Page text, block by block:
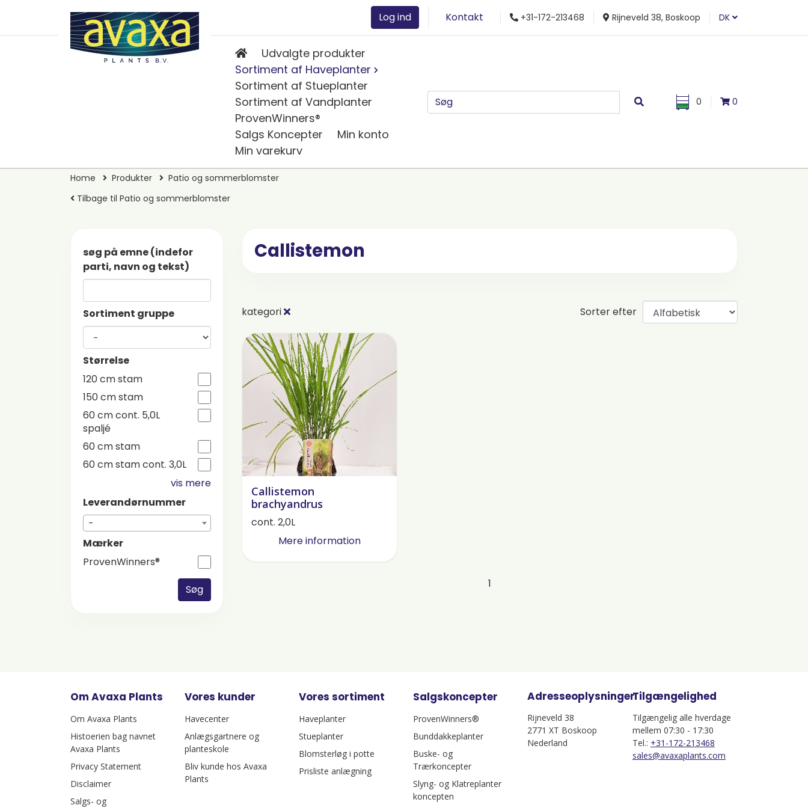
Log ind Kontakt +31-172-213468 Rijneveld 38, Boskoop DK
Udvalgte produkter
Sortiment af Haveplanter
Sortiment af Stueplanter
Sortiment af Vandplanter
ProvenWinners®
Salgs Koncepter
Min konto
Min varekurv
0 0
Home Produkter
Patio og sommerblomster
Tilbage til Patio og sommerblomster
søg på emne (indefor
parti, navn og tekst)
Sortiment gruppe
Størrelse
120 cm stam
150 cm stam
60 cm cont. 5,0L
spaljé
60 cm stam
60 cm stam cont. 3,0L
vis mere
Leverandørnummer
-
Mærker
ProvenWinners®
Søg
Callistemon
kategori Sorter efter
Callistemon
brachyandrus
cont. 2,0L
Mere information
1
Om Avaxa Plants
Om Avaxa Plants
Histoerien bag navnet
Avaxa Plants
Privacy Statement
Disclaimer
Salgs- og
Vores kunder
Havecenter
Anlægsgartnere og
planteskole
Bliv kunde hos Avaxa
Plants
Vores sortiment
Haveplanter
Stueplanter
Blomsterløg i potte
Prisliste anlægning
Salgskoncepter
ProvenWinners®
Bunddakkeplanter
Buske- og
Trærkoncepter
Slyng- og Klatreplanter
koncepten
Adresseoplysninger
Rijneveld 38
2771 XT Boskoop
Nederland
Tilgængelighed
Tilgængelig alle hverdage
mellem 07:30 - 17:30
Tel.: +31-172-213468
sales@avaxaplants.com